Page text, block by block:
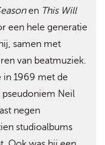
en This Will
een hele generatie
samen met
van beatmuziek.
in 1969 met de
pseudoniem Neil
negen
studioalbums